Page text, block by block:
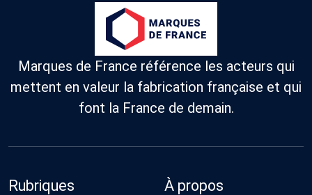
Marques de France référence les acteurs qui
mettent en valeur la fabrication française et qui
font la France de demain.
Rubriques À propos